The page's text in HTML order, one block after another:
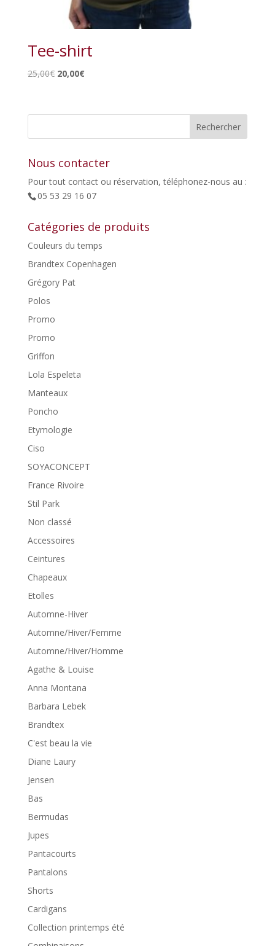
Tee-shirt
25,00€ Le
était :
20,00€Le
est :
Nous contacter
Pour tout contact ou réservation, téléphonez-nous au :
05 53 29 16 07
Catégories de produits
Couleurs du temps
Brandtex Copenhagen
Grégory Pat
Polos
Promo
Promo
Griffon
Lola Espeleta
Manteaux
Poncho
Etymologie
Ciso
SOYACONCEPT
France Rivoire
Stil Park
Non classé
Accessoires
Ceintures
Chapeaux
Etolles
Automne-Hiver
Automne/Hiver/Femme
Automne/Hiver/Homme
Agathe & Louise
Anna Montana
Barbara Lebek
Brandtex
C'est beau la vie
Diane Laury
Jensen
Bas
Bermudas
Jupes
Pantacourts
Pantalons
Shorts
Cardigans
Collection printemps été